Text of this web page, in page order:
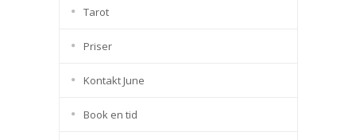
Tarot
Priser
Kontakt June
Book en tid